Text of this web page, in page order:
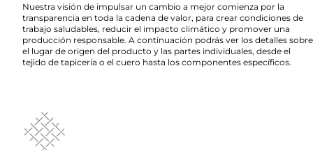
Nuestra visión de impulsar un cambio a mejor comienza por la
transparencia en toda la cadena de valor, para crear condiciones de
trabajo saludables, reducir el impacto climático y promover una
producción responsable. A continuación podrás ver los detalles sobre
el lugar de origen del producto y las partes individuales, desde el
tejido de tapicería o el cuero hasta los componentes específicos.